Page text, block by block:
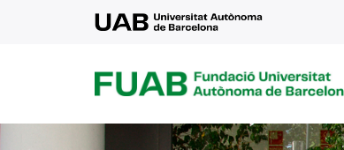
FUAB
FUNDACIÓ
UNIVERSITAT
AUTÒNOMA